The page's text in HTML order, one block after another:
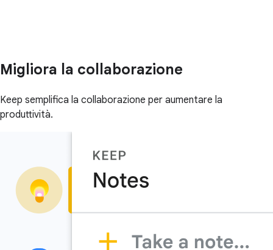
Migliora la collaborazione
Keep semplifica la collaborazione per aumentare la
produttività.